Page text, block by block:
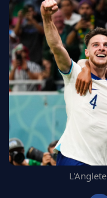
CDM 2026
EDF
PSG
LIGUE 1
REAL MADRID
FC BARCELONE
MANCHESTER UNITED
CHELSEA
ARSENAL
BAYERN
L'AVIS DE LA RÉDAC'